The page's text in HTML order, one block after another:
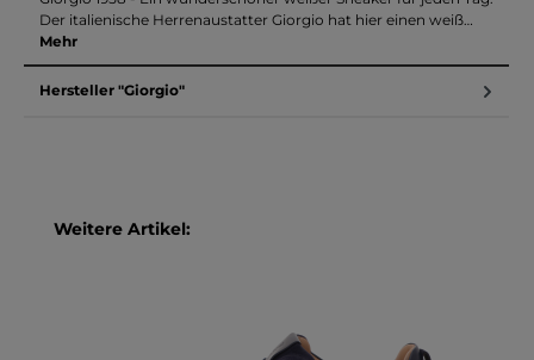
Der italienische Herrenaustatter Giorgio hat hier einen weiß…
Mehr
Hersteller "Giorgio"
Produktgalerie überspringen
Weitere Artikel: